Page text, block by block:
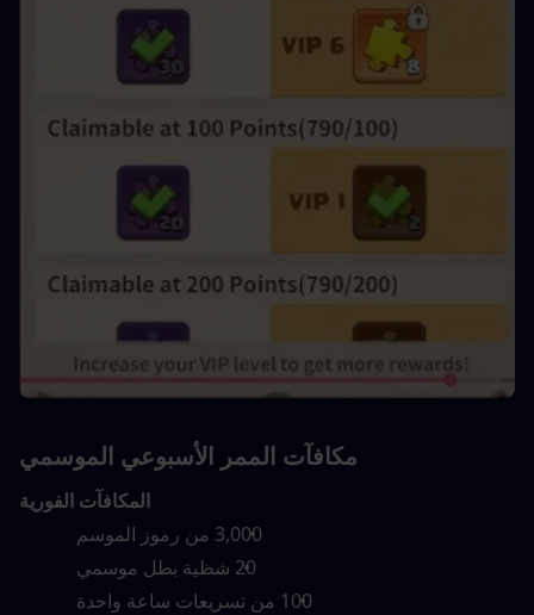
مكافآت الممر الأسبوعي الموسمي
المكافآت الفورية
3,000 من رموز الموسم
20 شظية بطل موسمي
100 من تسريعات ساعة واحدة